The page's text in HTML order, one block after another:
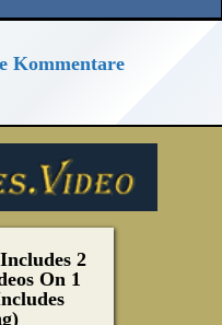
Kommentare
2
On 1